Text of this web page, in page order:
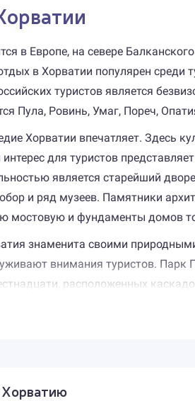
в Европе, на севере
в Хорватии популярен среди
туристов является
Пула, Ровинь, Умаг, Пореч,
Хорватии впечатляет. Здесь
для туристов
является старейший
и ряд музеев. Памятники
мостовую и фундаменты домов
знаменита своими
внимания туристов. Парк
расположенных
отдыхающим немало
Хорватию